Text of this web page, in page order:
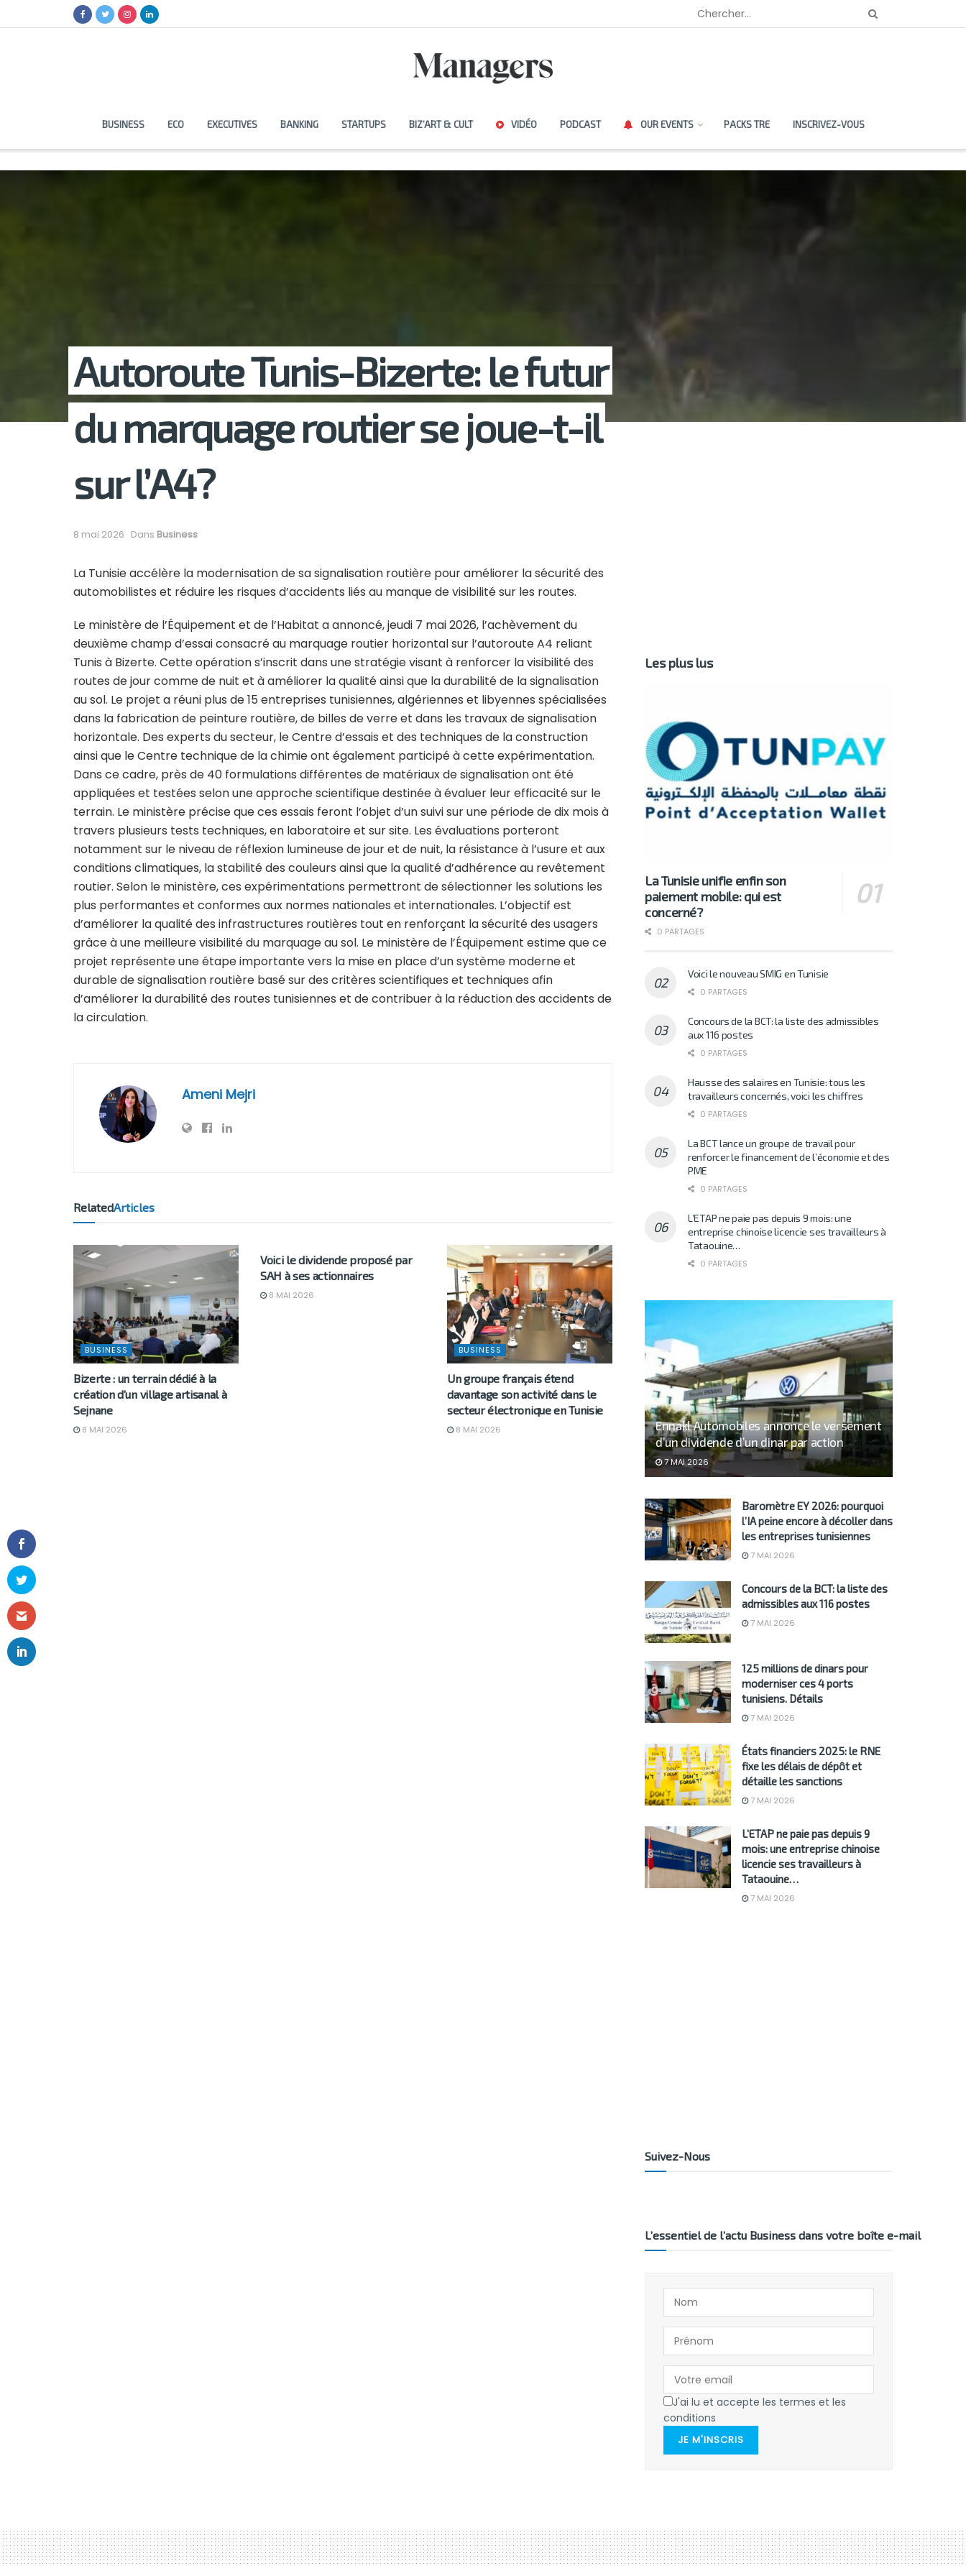
BUSINESS ECO EXECUTIVES BANKING STARTUPS BIZ’ART & CULT VIDÉO PODCAST OUR EVENTS PACKS TRE INSCRIVEZ-VOUS
Autoroute Tunis-Bizerte: le futur
du marquage routier se joue-t-il
sur l’A4?
8 mai 2026 Dans Business
La Tunisie accélère la modernisation de sa signalisation routière pour améliorer la sécurité des
automobilistes et réduire les risques d’accidents liés au manque de visibilité sur les routes.
Le ministère de l’Équipement et de l’Habitat a annoncé, jeudi 7 mai 2026, l’achèvement du
deuxième champ d’essai consacré au marquage routier horizontal sur l’autoroute A4 reliant
Tunis à Bizerte. Cette opération s’inscrit dans une stratégie visant à renforcer la visibilité des
routes de jour comme de nuit et à améliorer la qualité ainsi que la durabilité de la signalisation
au sol. Le projet a réuni plus de 15 entreprises tunisiennes, algériennes et libyennes spécialisées
dans la fabrication de peinture routière, de billes de verre et dans les travaux de signalisation
horizontale. Des experts du secteur, le Centre d’essais et des techniques de la construction
ainsi que le Centre technique de la chimie ont également participé à cette expérimentation.
Dans ce cadre, près de 40 formulations différentes de matériaux de signalisation ont été
appliquées et testées selon une approche scientifique destinée à évaluer leur efficacité sur le
terrain. Le ministère précise que ces essais feront l’objet d’un suivi sur une période de dix mois à
travers plusieurs tests techniques, en laboratoire et sur site. Les évaluations porteront
notamment sur le niveau de réflexion lumineuse de jour et de nuit, la résistance à l’usure et aux
conditions climatiques, la stabilité des couleurs ainsi que la qualité d’adhérence au revêtement
routier. Selon le ministère, ces expérimentations permettront de sélectionner les solutions les
plus performantes et conformes aux normes nationales et internationales. L’objectif est
d’améliorer la qualité des infrastructures routières tout en renforçant la sécurité des usagers
grâce à une meilleure visibilité du marquage au sol. Le ministère de l’Équipement estime que ce
projet représente une étape importante vers la mise en place d’un système moderne et
durable de signalisation routière basé sur des critères scientifiques et techniques afin
d’améliorer la durabilité des routes tunisiennes et de contribuer à la réduction des accidents de
la circulation.
Ameni Mejri
RelatedArticles
BUSINESS
Bizerte : un terrain dédié à la
création d’un village artisanal à
Sejnane
8 MAI 2026
Voici le dividende proposé par
SAH à ses actionnaires
8 MAI 2026
BUSINESS
Un groupe français étend
davantage son activité dans le
secteur électronique en Tunisie
8 MAI 2026
Les plus lus
La Tunisie unifie enfin son
paiement mobile: qui est
concerné?
0 PARTAGES
Voici le nouveau SMIG en Tunisie
0 PARTAGES
Concours de la BCT: la liste des admissibles
aux 116 postes
0 PARTAGES
Hausse des salaires en Tunisie: tous les
travailleurs concernés, voici les chiffres
0 PARTAGES
La BCT lance un groupe de travail pour
renforcer le financement de l’économie et des
PME
0 PARTAGES
L’ETAP ne paie pas depuis 9 mois: une
entreprise chinoise licencie ses travailleurs à
Tataouine…
0 PARTAGES
Ennakl Automobiles annonce le versement
d’un dividende d’un dinar par action
7 MAI 2026
Baromètre EY 2026: pourquoi
l’IA peine encore à décoller dans
les entreprises tunisiennes
7 MAI 2026
Concours de la BCT: la liste des
admissibles aux 116 postes
7 MAI 2026
125 millions de dinars pour
moderniser ces 4 ports
tunisiens. Détails
7 MAI 2026
États financiers 2025: le RNE
fixe les délais de dépôt et
détaille les sanctions
7 MAI 2026
L’ETAP ne paie pas depuis 9
mois: une entreprise chinoise
licencie ses travailleurs à
Tataouine…
7 MAI 2026
Suivez-Nous
L’essentiel de l’actu Business dans votre boîte e-mail
J'ai lu et accepte les termes et les
conditions
JE M'INSCRIS